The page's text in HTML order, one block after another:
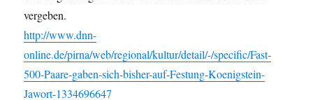
vergeben.
http://www.dnn-
online.de/pirna/web/regional/kultur/detail/-/specific/Fast-
500-Paare-gaben-sich-bisher-auf-Festung-Koenigstein-
Jawort-1334696647